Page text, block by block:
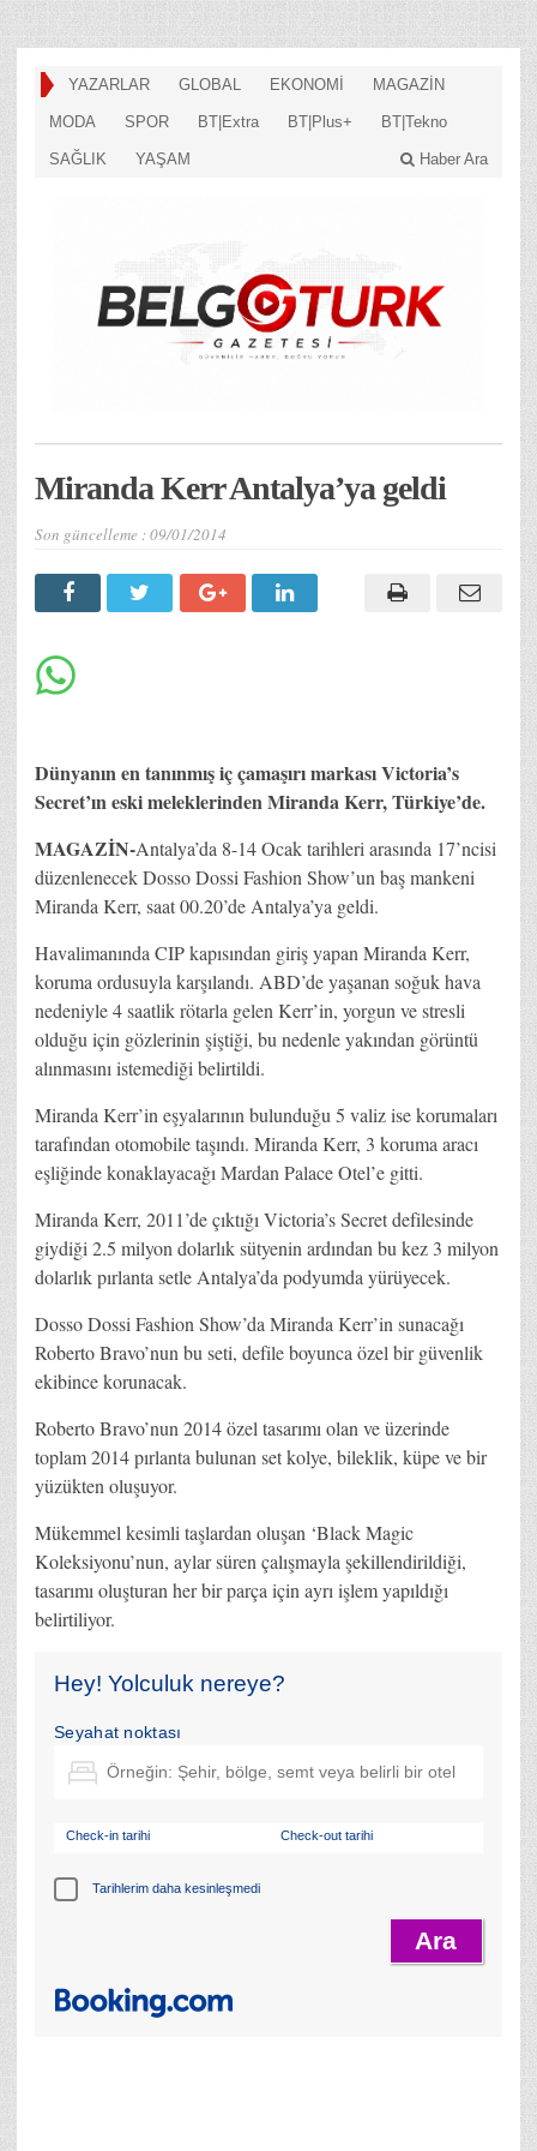
YAZARLAR GLOBAL EKONOMİ MAGAZİN
MODA SPOR BT|Extra BT|Plus+ BT|Tekno
SAĞLIK YAŞAM Haber Ara
Miranda Kerr Antalya’ya geldi
Son güncelleme :09/01/2014
Dünyanın en tanınmış iç çamaşırı markası Victoria’s
Secret’ın eski meleklerinden Miranda Kerr, Türkiye’de.
MAGAZİN-Antalya’da 8-14 Ocak tarihleri arasında 17’ncisi
düzenlenecek Dosso Dossi Fashion Show’un baş mankeni
Miranda Kerr, saat 00.20’de Antalya’ya geldi.
Havalimanında CIP kapısından giriş yapan Miranda Kerr,
koruma ordusuyla karşılandı. ABD’de yaşanan soğuk hava
nedeniyle 4 saatlik rötarla gelen Kerr’in, yorgun ve stresli
olduğu için gözlerinin şiştiği, bu nedenle yakından görüntü
alınmasını istemediği belirtildi.
Miranda Kerr’in eşyalarının bulunduğu 5 valiz ise korumaları
tarafından otomobile taşındı. Miranda Kerr, 3 koruma aracı
eşliğinde konaklayacağı Mardan Palace Otel’e gitti.
Miranda Kerr, 2011’de çıktığı Victoria’s Secret defilesinde
giydiği 2.5 milyon dolarlık sütyenin ardından bu kez 3 milyon
dolarlık pırlanta setle Antalya’da podyumda yürüyecek.
Dosso Dossi Fashion Show’da Miranda Kerr’in sunacağı
Roberto Bravo’nun bu seti, defile boyunca özel bir güvenlik
ekibince korunacak.
Roberto Bravo’nun 2014 özel tasarımı olan ve üzerinde
toplam 2014 pırlanta bulunan set kolye, bileklik, küpe ve bir
yüzükten oluşuyor.
Mükemmel kesimli taşlardan oluşan ‘Black Magic
Koleksiyonu’nun, aylar süren çalışmayla şekillendirildiği,
tasarımı oluşturan her bir parça için ayrı işlem yapıldığı
belirtiliyor.
Hey! Yolculuk nereye?
Seyahat noktası
Check-in tarihi Check-out tarihi
Tarihlerim daha kesinleşmedi